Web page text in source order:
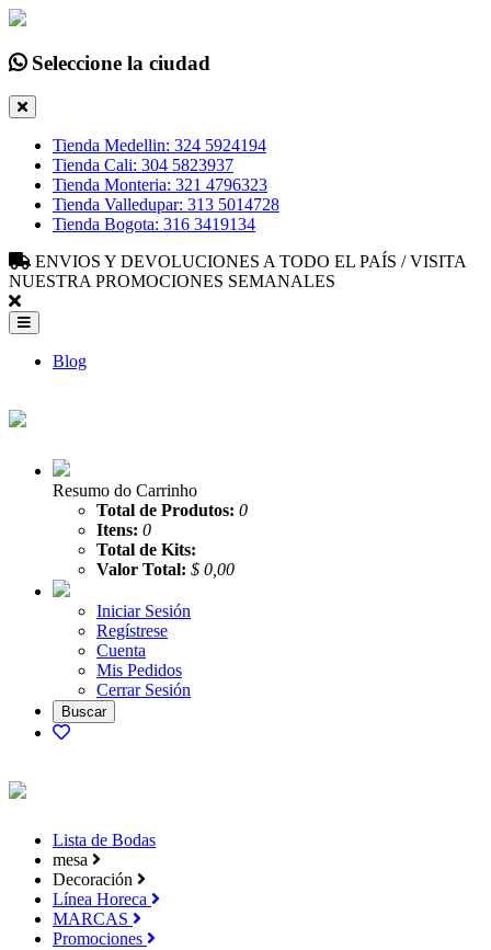
Seleccione la ciudad
Tienda Medellin: 324 5924194
Tienda Cali: 304 5823937
Tienda Monteria: 321 4796323
Tienda Valledupar: 313 5014728
Tienda Bogota: 316 3419134
ENVIOS Y DEVOLUCIONES A TODO EL PAÍS / VISITA
NUESTRA PROMOCIONES SEMANALES
Blog
Resumo do Carrinho
Total de Produtos: 0
Itens: 0
Total de Kits:
Valor Total: $ 0,00
Iniciar Sesión
Regístrese
Cuenta
Mis Pedidos
Cerrar Sesión
Lista de Bodas
mesa
Decoración
Línea Horeca
MARCAS
Promociones